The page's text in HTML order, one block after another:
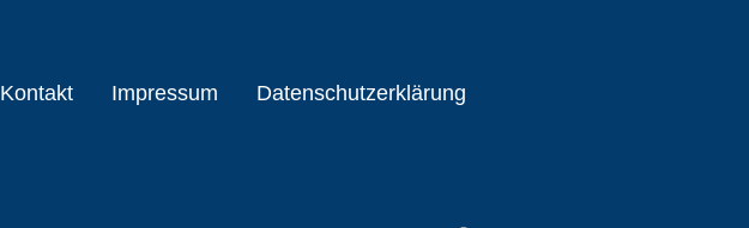
Kontakt Impressum Datenschutzerklärung